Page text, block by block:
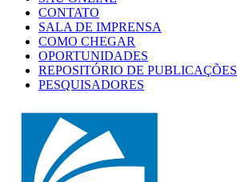
CONTATO
SALA DE IMPRENSA
COMO CHEGAR
OPORTUNIDADES
REPOSITÓRIO DE PUBLICAÇÕES
PESQUISADORES